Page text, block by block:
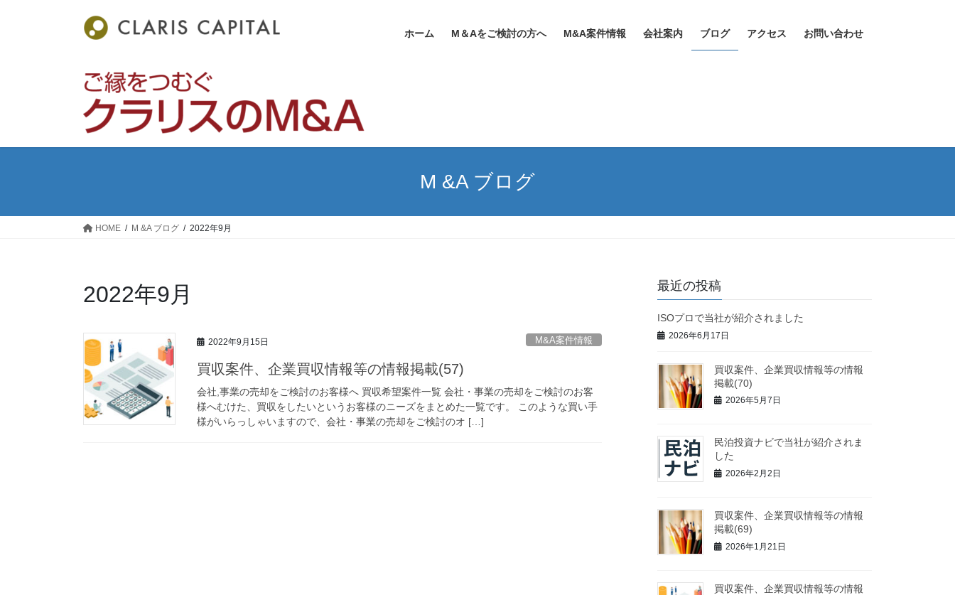
ホーム M＆Aをご検討の方へ M&A案件情報 会社案内 ブログ アクセス お問い合わせ
M &A ブログ
HOME M &A ブログ 2022年9月
2022年9月
2022年9月15日 M&A案件情報
買収案件、企業買収情報等の情報掲載(57)
会社,事業の売却をご検討のお客様へ 買収希望案件一覧 会社・事業の売却をご検討のお客
様へむけた、買収をしたいというお客様のニーズをまとめた一覧です。 このような買い手
様がいらっしゃいますので、会社・事業の売却をご検討のオ […]
最近の投稿
ISOプロで当社が紹介されました
2026年6月17日
買収案件、企業買収情報等の情報
掲載(70)
2026年5月7日
民泊投資ナビで当社が紹介されま
した
2026年2月2日
買収案件、企業買収情報等の情報
掲載(69)
2026年1月21日
買収案件、企業買収情報等の情報